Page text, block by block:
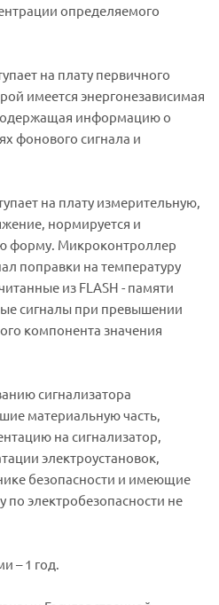
определяемого
на плату первичного
имеется энергонезависимая
информацию о
фонового сигнала и
на плату измерительную,
нормируется и
форму. Микроконтроллер
поправки на температуру
из FLASH - памяти
сигналы при превышении
компонента значения
сигнализатора
материальную часть,
на сигнализатор,
электроустановок,
безопасности и имеющие
электробезопасности не
– 1 год.